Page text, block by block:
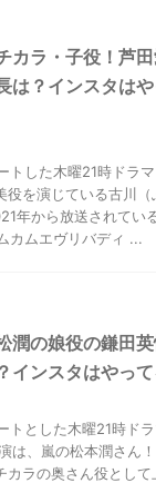
カラ・子役！芦
は？インスタは
トした木曜21時ドラマ
役を演じている古川（
年から放送されている
カムエヴリバディ ...
潤の娘役の鎌田
インスタはやって
トとした木曜21時ド
は、嵐の松本潤さん
カラの奥さん役として